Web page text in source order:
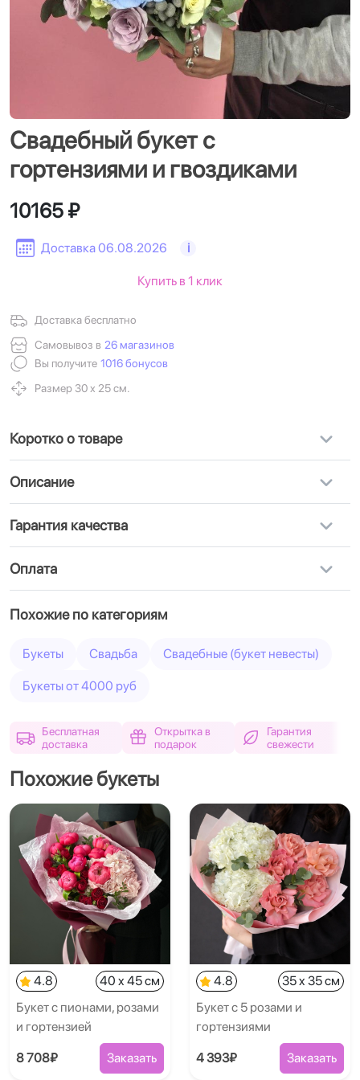
Свадебный букет с
гортензиями и гвоздиками
Доставка 06.08.2026 i
10165 ₽
Доставка бесплатно
Самовывоз в 26 магазинов
Вы получите 1016 бонусов
Размер 30 х 25 см.
Купить в 1 клик
Коротко о товаре
Описание
Гарантия качества
Оплата
Похожие по категориям
Букеты Свадьба Свадебные (букет невесты)
Букеты от 4000 руб
Бесплатная
доставка
Открытка в
подарок
Гарантия
свежести
Похожие букеты
4.8
40 x 45 см
Букет с пионами, розами
и гортензией
8 708₽ Заказать
4.8
35 x 35 см
Букет с 5 розами и
гортензиями
4 393₽ Заказать